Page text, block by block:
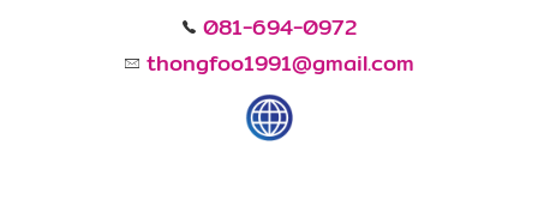
081-694-0972
thongfoo1991@gmail.com